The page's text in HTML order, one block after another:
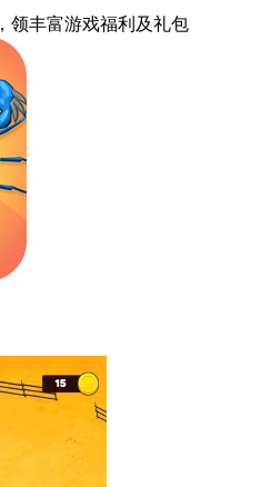
，领丰富游戏福利 及礼包